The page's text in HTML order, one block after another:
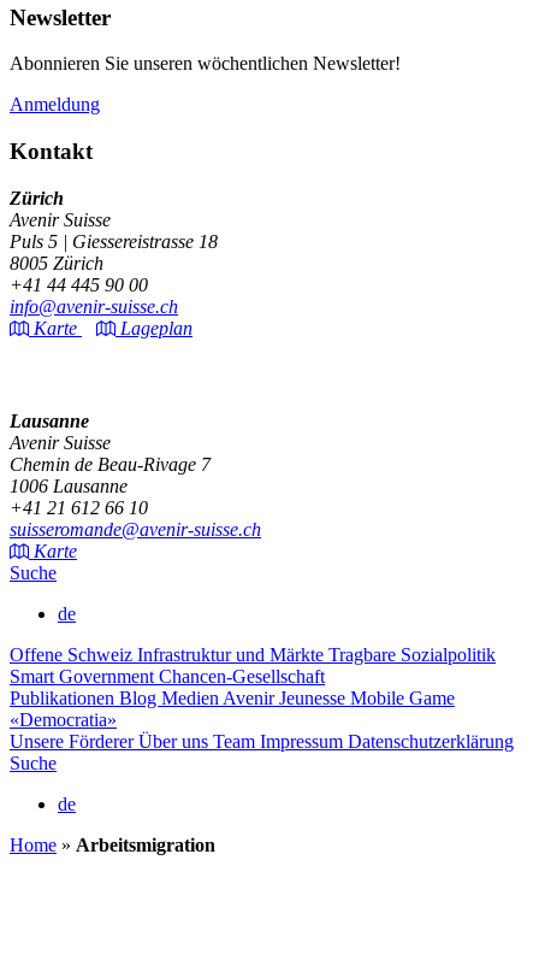
Newsletter
Abonnieren Sie unseren wöchentlichen Newsletter!
Anmeldung
Kontakt
Zürich
Avenir Suisse
Puls 5 | Giessereistrasse 18
8005 Zürich
+41 44 445 90 00
info@avenir-suisse.ch
Karte
Lageplan
Lausanne
Avenir Suisse
Chemin de Beau-Rivage 7
1006 Lausanne
+41 21 612 66 10
suisseromande@avenir-suisse.ch
Karte
Suche
de
Offene Schweiz Infrastruktur und Märkte Tragbare Sozialpolitik
Smart Government Chancen-Gesellschaft
Publikationen Blog Medien Avenir Jeunesse Mobile Game
«Democratia»
Unsere FördererÜber uns Team Impressum Datenschutzerklärung
Suche
de
Home » Arbeitsmigration